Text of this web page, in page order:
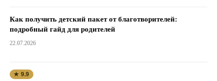
Как получить детский пакет от благотворителей:
подробный гайд для родителей
22.07.2026
★ 9.9